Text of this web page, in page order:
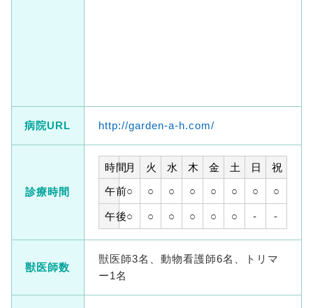
病院URL http://garden-a-h.com/
診療時間
時間月 火 水 木 金 土 日
祝
午前○ ○ ○ ○ ○ ○ ○ ○
午後○ ○ ○ ○ ○ ○ - -
獣医師数
獣医師3名、動物看護師6名、トリマ
ー1名